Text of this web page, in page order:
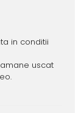
in conditii
uscat